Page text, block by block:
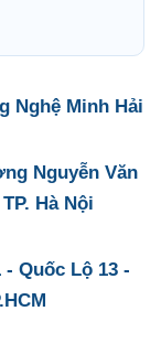
Nghệ Minh Hải
Nguyễn Văn
Hà Nội
Quốc Lộ 13 -